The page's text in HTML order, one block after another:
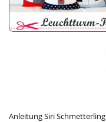
Anleitung Siri Schmetterling